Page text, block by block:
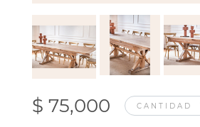
$ 75,000 CANTIDAD